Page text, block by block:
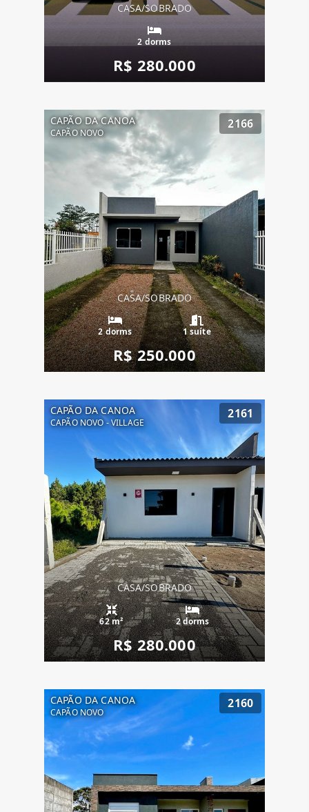
CASA/SOBRADO
2 dorms
R$ 280.000
CAPÃO DA CANOA
CAPÃO NOVO
2166
CASA/SOBRADO
2 dorms 1 suíte
R$ 250.000
CAPÃO DA CANOA
CAPÃO NOVO - VILLAGE
2161
CASA/SOBRADO
62 m² 2 dorms
R$ 280.000
CAPÃO DA CANOA
CAPÃO NOVO
2160